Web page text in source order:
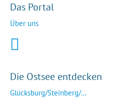
Das Portal
Über uns
Die Ostsee entdecken
Glücksburg/Steinberg/...